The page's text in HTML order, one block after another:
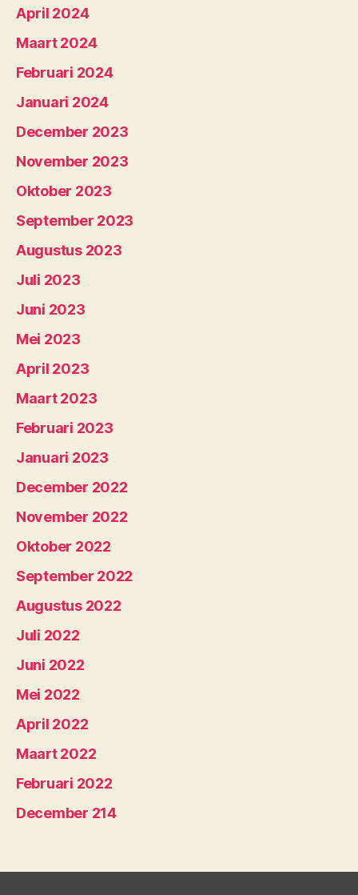
April 2024
Maart 2024
Februari 2024
Januari 2024
December 2023
November 2023
Oktober 2023
September 2023
Augustus 2023
Juli 2023
Juni 2023
Mei 2023
April 2023
Maart 2023
Februari 2023
Januari 2023
December 2022
November 2022
Oktober 2022
September 2022
Augustus 2022
Juli 2022
Juni 2022
Mei 2022
April 2022
Maart 2022
Februari 2022
December 214